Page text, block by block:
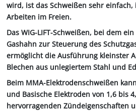
wird, ist das Schweißen sehr einfach,
Arbeiten im Freien.
Das WIG-LIFT-Schweißen, bei dem
Gashahn zur Steuerung des
ermöglicht die Ausführung kleinster
Blechen aus unlegiertem Stahl und
Beim MMA-Elektrodenschweißen
und Basische Elektroden von 1,6 bis
hervorragenden Zündeigenschaften